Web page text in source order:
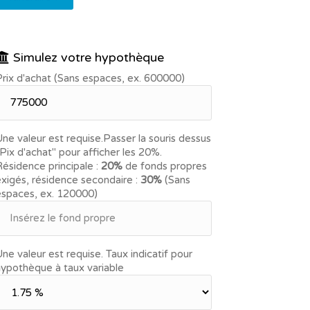
Simulez votre hypothèque
d'achat (Sans espaces, ex. 600000)
valeur est requise.Passer la souris dessus
d'achat" pour afficher les 20%.
principale : 20% de fonds propres
résidence secondaire : 30%(Sans
ex. 120000)
valeur est requise. Taux indicatif pour
à taux variable